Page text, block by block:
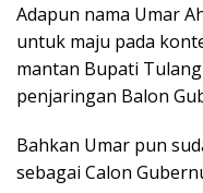
Adapun nama Umar
untuk maju pada
mantan Bupati
penjaringan Balon
Bahkan Umar pun
sebagai Calon